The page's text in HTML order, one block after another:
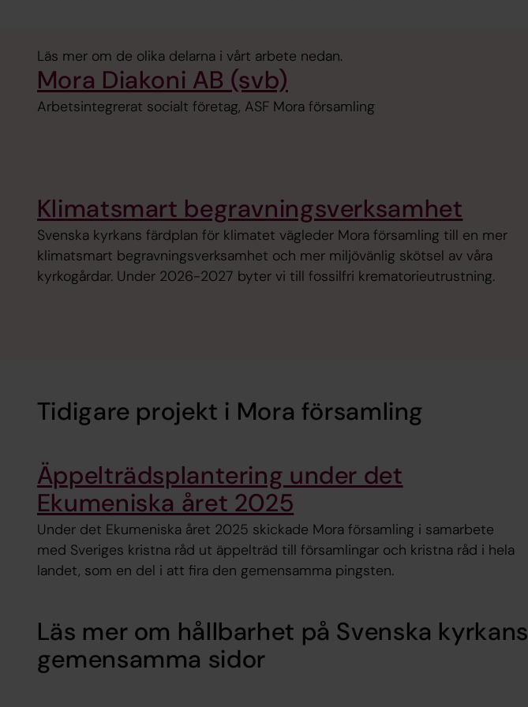
Läs mer om de olika delarna i vårt arbete nedan.
Mora Diakoni AB (svb)
Arbetsintegrerat socialt företag, ASF Mora församling
Klimatsmart begravningsverksamhet
Svenska kyrkans färdplan för klimatet vägleder Mora församling till en mer
klimatsmart begravningsverksamhet och mer miljövänlig skötsel av våra
kyrkogårdar. Under 2026-2027 byter vi till fossilfri krematorieutrustning.
Tidigare projekt i Mora församling
Äppelträdsplantering under det
Ekumeniska året 2025
Under det Ekumeniska året 2025 skickade Mora församling i samarbete
med Sveriges kristna råd ut äppelträd till församlingar och kristna råd i hela
landet, som en del i att fira den gemensamma pingsten.
Läs mer om hållbarhet på Svenska kyrkans
gemensamma sidor